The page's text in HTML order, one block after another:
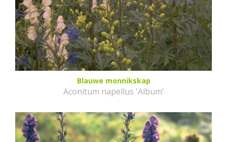
Blauwe monnikskap
Aconitum napellus 'Album'